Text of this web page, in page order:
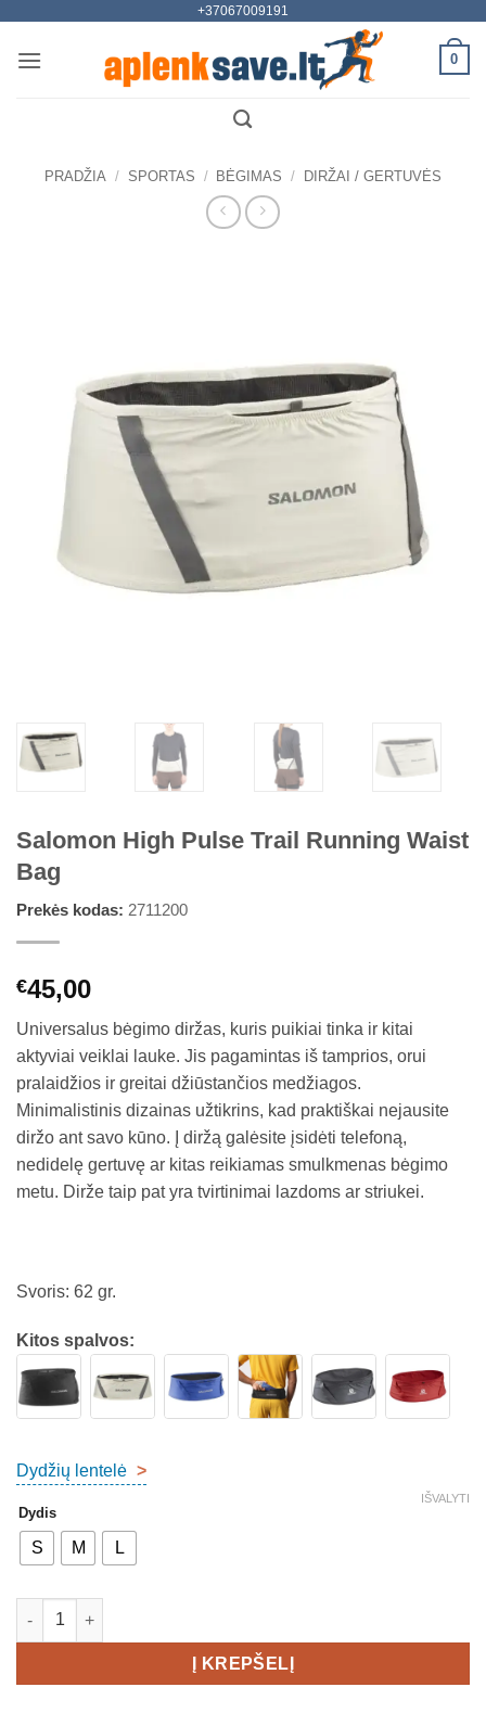
content
+37067009191
0
PRADŽIA / SPORTAS / BĖGIMAS / DIRŽAI / GERTUVĖS
Salomon High Pulse Trail Running Waist
Bag
Prekės kodas: 2711200
€45,00
Universalus bėgimo diržas, kuris puikiai tinka ir kitai
aktyviai veiklai lauke. Jis pagamintas iš tamprios, orui
pralaidžios ir greitai džiūstančios medžiagos.
Minimalistinis dizainas užtikrins, kad praktiškai nejausite
diržo ant savo kūno. Į diržą galėsite įsidėti telefoną,
nedidelę gertuvę ar kitas reikiamas smulkmenas bėgimo
metu. Dirže taip pat yra tvirtinimai lazdoms ar striukei.
Svoris: 62 gr.
Kitos spalvos:
Dydžių lentelė >
Dydis
S M L
IŠVALYTI
produkto kiekis: Salomon High Pulse Trail Running Waist Bag
Į KREPŠELĮ